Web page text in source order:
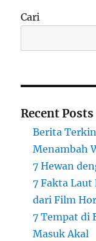
Cari
Recent Posts
Berita
Menambah
7 Hewan
7 Fakta
dari Film
7 Tempat di
Masuk Akal